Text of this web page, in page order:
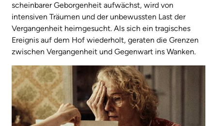
scheinbarer Geborgenheit aufwächst, wird von
intensiven Träumen und der unbewussten Last der
Vergangenheit heimgesucht. Als sich ein tragisches
Ereignis auf dem Hof wiederholt, geraten die Grenzen
zwischen Vergangenheit und Gegenwart ins Wanken.